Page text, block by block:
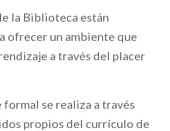
la Biblioteca están
ofrecer un ambiente que
a través del placer
formal se realiza a través
propios del currículo de